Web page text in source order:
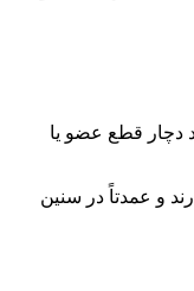
از این افراد دچار قطع عضو یا
هزینه‌های درمانی را بر کشور تحمیل می‌کنند، گفت: بیش از ۸۳ درصد مصدومان تصادفات زیر ۵۰ سال سن دارند و عمدتاً در سنین